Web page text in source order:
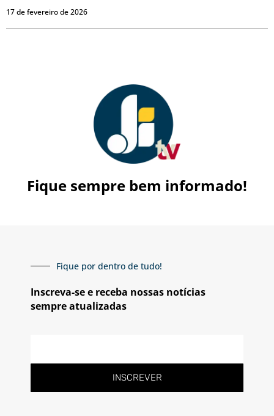
17 de fevereiro de 2026
Fique sempre bem informado!
Fique por dentro de tudo!
Inscreva-se e receba nossas notícias
sempre atualizadas
INSCREVER